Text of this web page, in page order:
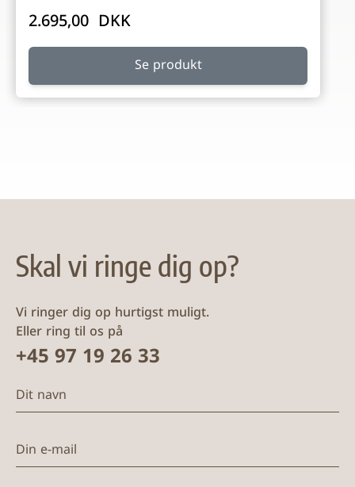
fra Cassøe
2.695,00 DKK
Se produkt
Skal vi ringe dig op?
Vi ringer dig op hurtigst muligt.
Eller ring til os på
+45 97 19 26 33